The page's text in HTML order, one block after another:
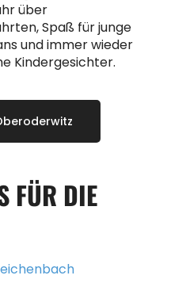
über
Spaß für junge
und immer wieder
Kindergesichter.
FÜR DIE